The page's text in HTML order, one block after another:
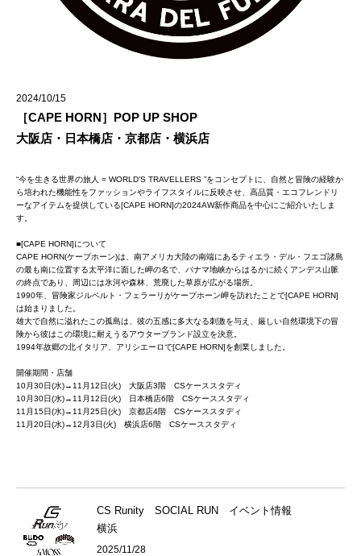
2024/10/15
［CAPE HORN］POP UP SHOP
大阪店・日本橋店・京都店・横浜店
“今を生きる世界の旅人 = WORLD’S TRAVELLERS ”をコンセプトに、自然と冒険の経験か
ら培われた機能性をファッションやライフスタイルに反映させ、高品質・エコフレンドリ
ーなアイテムを提供している[CAPE HORN]の2024AW新作商品を中心にご紹介いたしま
す。
■[CAPE HORN]について
CAPE HORN(ケープホーン)は、南アメリカ大陸の南端にあるティエラ・デル・フエゴ諸島
の最も南に位置する太平洋に面した岬の名で、パナマ地峡からはるかに続くアンデス山脈
の終点であり、周辺には氷河や森林、荒廃した草原が広がる場所。
1990年、冒険家ジルベルト・フェラーリがケープホーン岬を訪れたことで[CAPE HORN]
は始まりました。
雄大で自然に溢れたこの孤島は、彼の五感に多大なる刺激を与え、厳しい自然環境下の冒
険から彼はこの環境に耐えうるアウターブランド設立を決意。
1994年故郷の北イタリア、アリシエーロで[CAPE HORN]を創業しました。
開催期間・店舗
10月30日(水)→11月12日(火) 大阪店3階 CSケーススタディ
10月30日(水)→11月12日(火) 日本橋店6階 CSケーススタディ
11月15日(水)→11月25日(火) 京都店4階 CSケーススタディ
11月20日(水)→12月3日(火) 横浜店6階 CSケーススタディ
CS Runity SOCIAL RUN イベント情報
横浜
2025/11/28